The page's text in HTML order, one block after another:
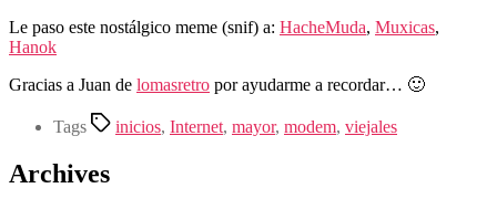
Le paso este nostálgico meme (snif) a: HacheMuda, Muxicas,
Hanok
Gracias a Juan de lomasretro por ayudarme a recordar… 🙂
Tags inicios, Internet, mayor, modem, viejales
Archives